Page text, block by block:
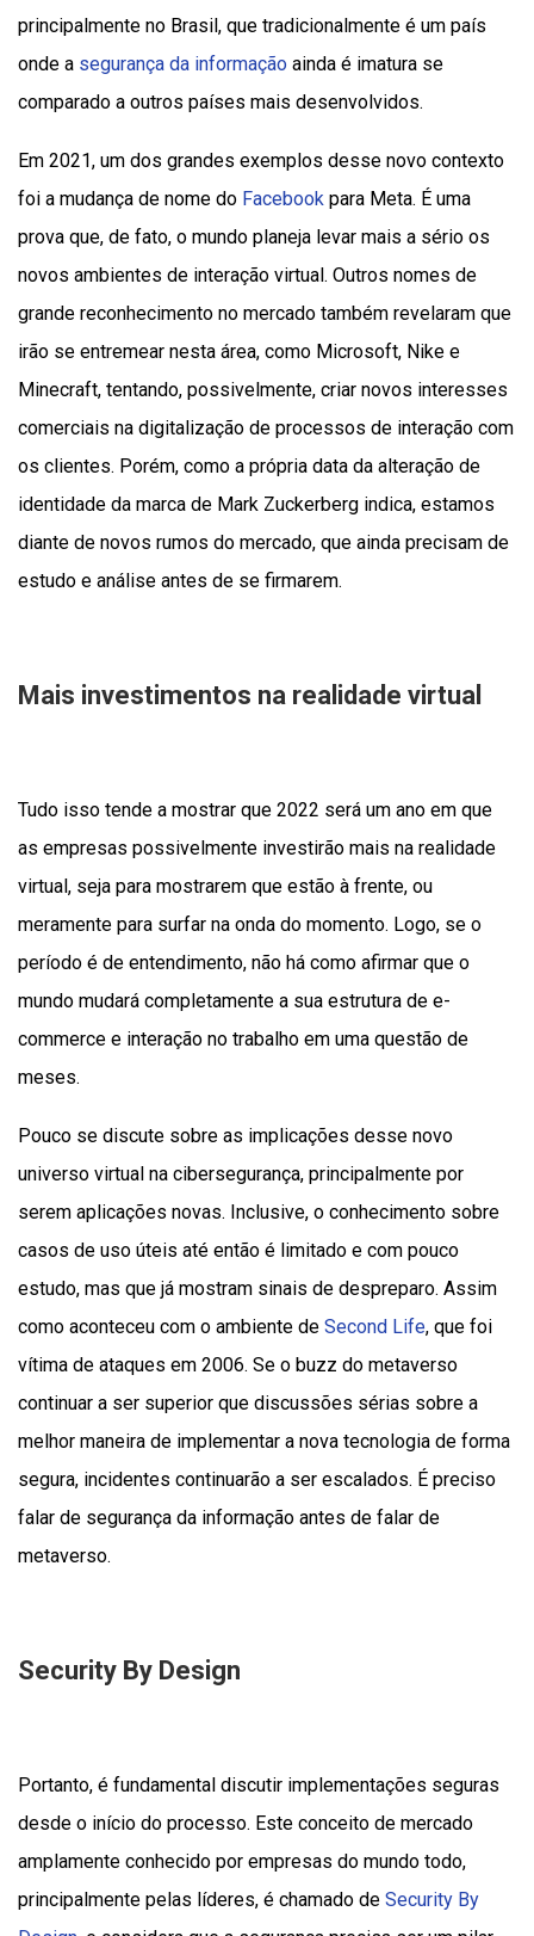
principalmente no Brasil, que tradicionalmente é um país
onde a segurança da informação ainda é imatura se
comparado a outros países mais desenvolvidos.
Em 2021, um dos grandes exemplos desse novo contexto
foi a mudança de nome do Facebook para Meta. É uma
prova que, de fato, o mundo planeja levar mais a sério os
novos ambientes de interação virtual. Outros nomes de
grande reconhecimento no mercado também revelaram que
irão se entremear nesta área, como Microsoft, Nike e
Minecraft, tentando, possivelmente, criar novos interesses
comerciais na digitalização de processos de interação com
os clientes. Porém, como a própria data da alteração de
identidade da marca de Mark Zuckerberg indica, estamos
diante de novos rumos do mercado, que ainda precisam de
estudo e análise antes de se firmarem.
Mais investimentos na realidade virtual
Tudo isso tende a mostrar que 2022 será um ano em que
as empresas possivelmente investirão mais na realidade
virtual, seja para mostrarem que estão à frente, ou
meramente para surfar na onda do momento. Logo, se o
período é de entendimento, não há como afirmar que o
mundo mudará completamente a sua estrutura de e-
commerce e interação no trabalho em uma questão de
meses.
Pouco se discute sobre as implicações desse novo
universo virtual na cibersegurança, principalmente por
serem aplicações novas. Inclusive, o conhecimento sobre
casos de uso úteis até então é limitado e com pouco
estudo, mas que já mostram sinais de despreparo. Assim
como aconteceu com o ambiente de Second Life, que foi
vítima de ataques em 2006. Se o buzz do metaverso
continuar a ser superior que discussões sérias sobre a
melhor maneira de implementar a nova tecnologia de forma
segura, incidentes continuarão a ser escalados. É preciso
falar de segurança da informação antes de falar de
metaverso.
Security By Design
Portanto, é fundamental discutir implementações seguras
desde o início do processo. Este conceito de mercado
amplamente conhecido por empresas do mundo todo,
principalmente pelas líderes, é chamado de Security By